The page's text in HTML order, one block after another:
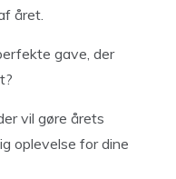
året.
gave, der
vil gøre årets
oplevelse for dine